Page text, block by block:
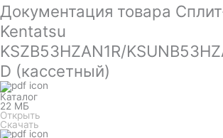
Документация товара
Kentatsu
KSZB53HZAN1R/
D (кассетный)
Каталог
22 МБ
Открыть
Скачать